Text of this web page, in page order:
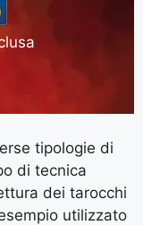
tipologie di
di tecnica
dei tarocchi
utilizzato